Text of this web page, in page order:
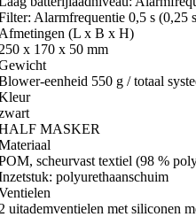
Alarmfrequentie 0,5 s (0,25
(L x B x H)
x 170 x 50 mm
eenheid 550 g / totaal
MASKER
scheurvast textiel (98 %
polyurethaanschuim
uitademventielen met siliconen